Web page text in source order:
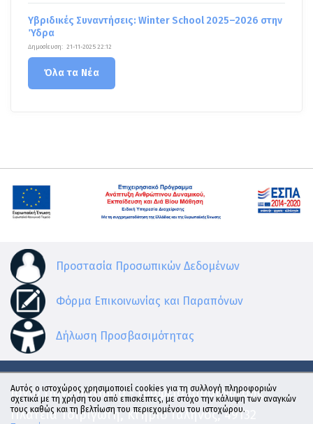
Υβριδικές Συναντήσεις: Winter School 2025–2026 στην
Ύδρα
Δημοσίευση: 21-11-2025 22:12
Όλα τα Νέα
Προστασία Προσωπικών Δεδομένων
Φόρμα Επικοινωνίας και Παραπόνων
Δήλωση Προσβασιμότητας
Ιόνιο Πανεπιστήμιο - Γραφείο Διασύνδεσης
Πλατεία Τσιριγώτη, Κτήριο Γαληνός, 49132
Αυτός ο ιστοχώρος χρησιμοποιεί cookies για τη συλλογή πληροφοριών
σχετικά με τη χρήση του από επισκέπτες, με στόχο την κάλυψη των αναγκών
τους καθώς και τη βελτίωση του περιεχομένου του ιστοχώρου.